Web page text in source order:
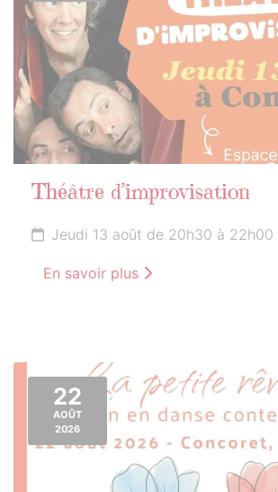
Théâtre d’improvisation
Jeudi 13 août de 20h30 à 22h00
En savoir plus
22
AOÛT
2026